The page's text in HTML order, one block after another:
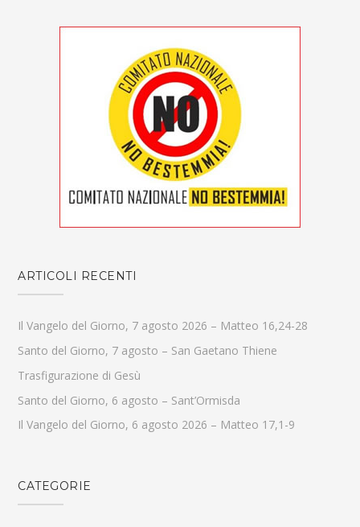
ARTICOLI RECENTI
Il Vangelo del Giorno, 7 agosto 2026 – Matteo 16,24-28
Santo del Giorno, 7 agosto – San Gaetano Thiene
Trasfigurazione di Gesù
Santo del Giorno, 6 agosto – Sant’Ormisda
Il Vangelo del Giorno, 6 agosto 2026 – Matteo 17,1-9
CATEGORIE